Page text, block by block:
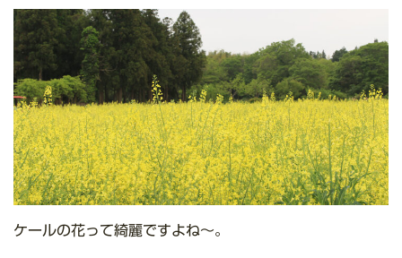
ケールの花って綺麗ですよね～。